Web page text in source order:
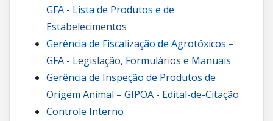
GFA - Lista de Produtos e de
Estabelecimentos
Gerência de Fiscalização de Agrotóxicos –
GFA - Legislação, Formulários e Manuais
Gerência de Inspeção de Produtos de
Origem Animal – GIPOA - Edital-de-Citação
Controle Interno